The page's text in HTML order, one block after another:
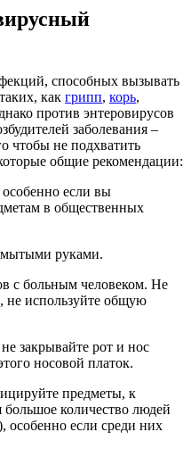
способных вызывать
как грипп, корь,
против энтеровирусов
заболевания –
чтобы не подхватить
общие рекомендации:
если вы
в общественных
руками.
с больным человеком. Не
не используйте общую
закрывайте рот и нос
носовой платок.
предметы, к
большое количество людей
особенно если среди них